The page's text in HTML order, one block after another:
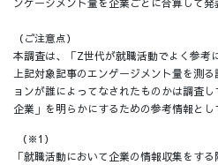
（ご注意点）
本調査は、「Z世代が就職活動でよく参考
上記対象記事のエンゲージメント量を測
ョンが誰によってなされたものかは調査
企業」を明らかにするための参考情報とし
（※1）
「就職活動において企業の情報収集をす